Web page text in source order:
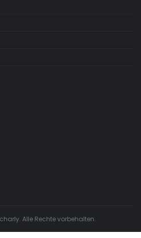
Alle Rechte vorbehalten.